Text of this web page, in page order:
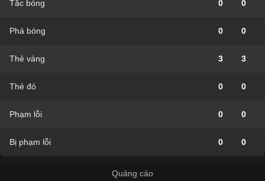
Tắc bóng 0 0
Phá bóng 0 0
Thẻ vàng 3 3
Thẻ đỏ 0 0
Phạm lỗi 0 0
Bị phạm lỗi 0 0